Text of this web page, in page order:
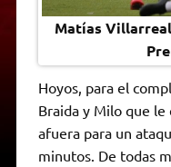
Matías
Hoyos, para el
Braida y Milo que
afuera para un
minutos. De todas